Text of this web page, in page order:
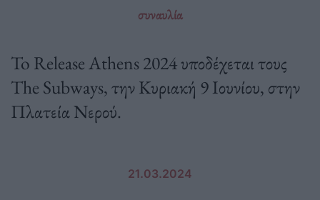
συναυλία
To Release Athens 2024 υποδέχεται τους
The Subways, την Κυριακή 9 Ιουνίου, στην
Πλατεία Νερού.
21.03.2024